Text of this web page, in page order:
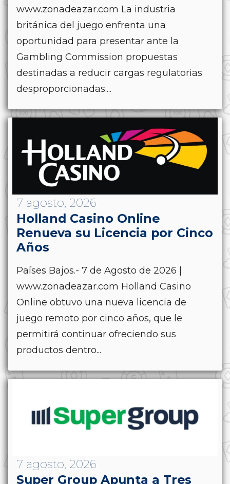
www.zonadeazar.com La industria
británica del juego enfrenta una
oportunidad para presentar ante la
Gambling Commission propuestas
destinadas a reducir cargas regulatorias
desproporcionadas....
7 agosto, 2026
Holland Casino Online
Renueva su Licencia por Cinco
Años
Países Bajos.- 7 de Agosto de 2026 |
www.zonadeazar.com Holland Casino
Online obtuvo una nueva licencia de
juego remoto por cinco años, que le
permitirá continuar ofreciendo sus
productos dentro...
7 agosto, 2026
Super Group Apunta a Tres